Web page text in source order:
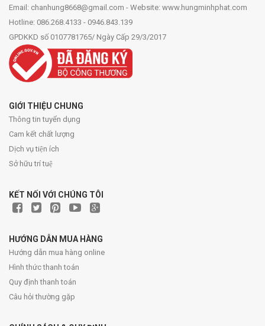
Email: chanhung8668@gmail.com - Website: www.hungminhphat.com
Hotline: 086.268.4133 - 0946.843.139
GPDKKD số 0107781765/ Ngày Cấp 29/3/2017
GIỚI THIỆU CHUNG
Thông tin tuyển dụng
Cam kết chất lượng
Dịch vụ tiện ích
Sở hữu trí tuệ
KẾT NỐI VỚI CHÚNG TÔI
HƯỚNG DẪN MUA HÀNG
Hướng dẫn mua hàng online
Hình thức thanh toán
Quy định thanh toán
Câu hỏi thường gặp